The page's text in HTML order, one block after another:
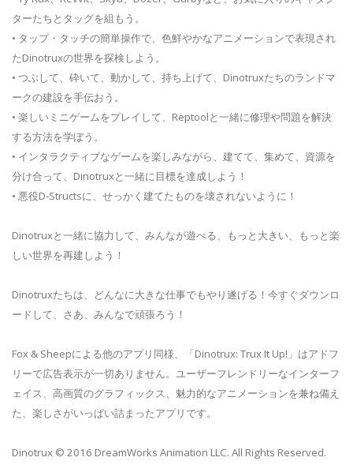
ターたちとタッグを組もう。
• タップ・タッチの簡単操作で、色鮮やかなアニメーションで表現され
たDinotruxの世界を探検しよう。
• つぶして、砕いて、動かして、持ち上げて、Dinotruxたちのランドマ
ークの建設を手伝おう。
• 楽しいミニゲームをプレイして、Reptoolと一緒に修理や問題を解決
する方法を学ぼう。
• インタラクティブなゲームを楽しみながら、建てて、集めて、資源を
分け合って、Dinotruxと一緒に目標を達成しよう！
• 悪役D-Structsに、せっかく建てたものを壊されないように！
Dinotruxと一緒に協力して、みんなが遊べる、もっと大きい、もっと楽
しい世界を再建しよう！
Dinotruxたちは、どんなに大きな仕事でもやり遂げる！今すぐダウンロ
ードして、さあ、みんなで頑張ろう！
Fox & Sheepによる他のアプリ同様、「Dinotrux: Trux It Up!」はアドフ
リーで広告表示が一切ありません。ユーザーフレンドリーなインターフ
ェイス、高画質のグラフィックス、魅力的なアニメーションを兼ね備え
た、楽しさがいっぱい詰まったアプリです。
Dinotrux © 2016 DreamWorks Animation LLC. All Rights Reserved.